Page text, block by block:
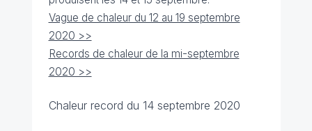
Vague de chaleur du 12 au 19 septembre
2020 >>
Records de chaleur de la mi-septembre
2020 >>
Chaleur record du 14 septembre 2020